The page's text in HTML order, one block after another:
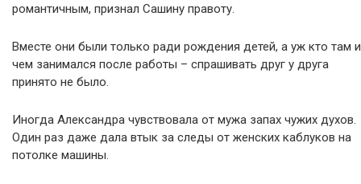
романтичным, признал Сашину правоту.
Вместе они были только ради рождения детей, а уж кто там и
чем занимался после работы – спрашивать друг у друга
принято не было.
Иногда Александра чувствовала от мужа запах чужих духов.
Один раз даже дала втык за следы от женских каблуков на
потолке машины.